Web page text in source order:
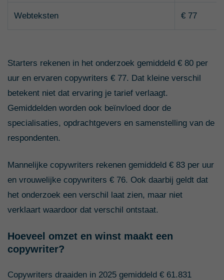
Webteksten € 77
Starters rekenen in het onderzoek gemiddeld € 80 per
uur en ervaren copywriters € 77. Dat kleine verschil
betekent niet dat ervaring je tarief verlaagt.
Gemiddelden worden ook beïnvloed door de
specialisaties, opdrachtgevers en samenstelling van de
respondenten.
Mannelijke copywriters rekenen gemiddeld € 83 per uur
en vrouwelijke copywriters € 76. Ook daarbij geldt dat
het onderzoek een verschil laat zien, maar niet
verklaart waardoor dat verschil ontstaat.
Hoeveel omzet en winst maakt een
copywriter?
Copywriters draaiden in 2025 gemiddeld € 61.831